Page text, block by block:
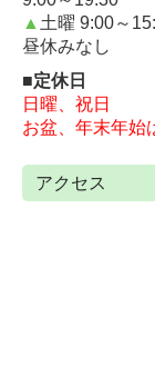
▲ 土曜 9:00～
昼休みなし
■定休日
日曜、祝日
お盆、年末年始
アクセス